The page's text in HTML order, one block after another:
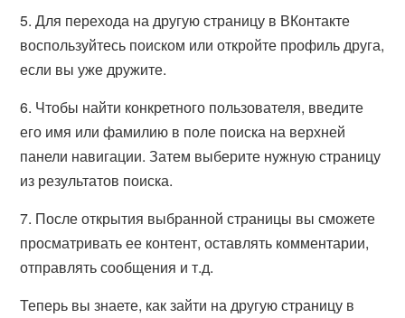
5. Для перехода на другую страницу в ВКонтакте
воспользуйтесь поиском или откройте профиль друга,
если вы уже дружите.
6. Чтобы найти конкретного пользователя, введите
его имя или фамилию в поле поиска на верхней
панели навигации. Затем выберите нужную страницу
из результатов поиска.
7. После открытия выбранной страницы вы сможете
просматривать ее контент, оставлять комментарии,
отправлять сообщения и т.д.
Теперь вы знаете, как зайти на другую страницу в